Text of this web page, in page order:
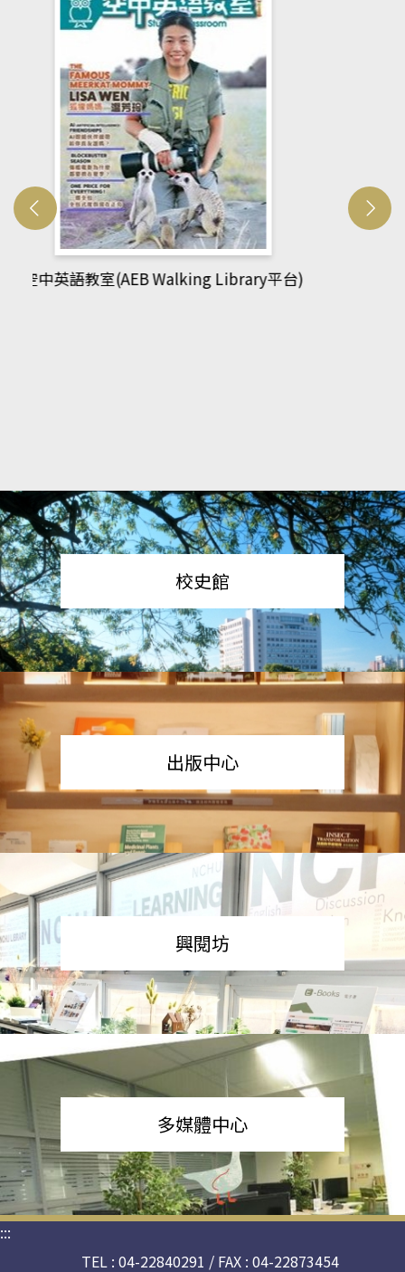
網管人(kono平台)
校史館
出版中心
興閱坊
多媒體中心
:::
TEL : 04-22840291 / FAX : 04-22873454